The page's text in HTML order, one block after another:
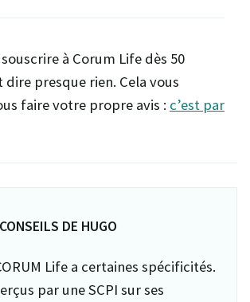
à Corum Life dès 50
presque rien. Cela vous
faire votre propre avis : c’est par
DE HUGO
Life a certaines spécificités.
par une SCPI sur ses